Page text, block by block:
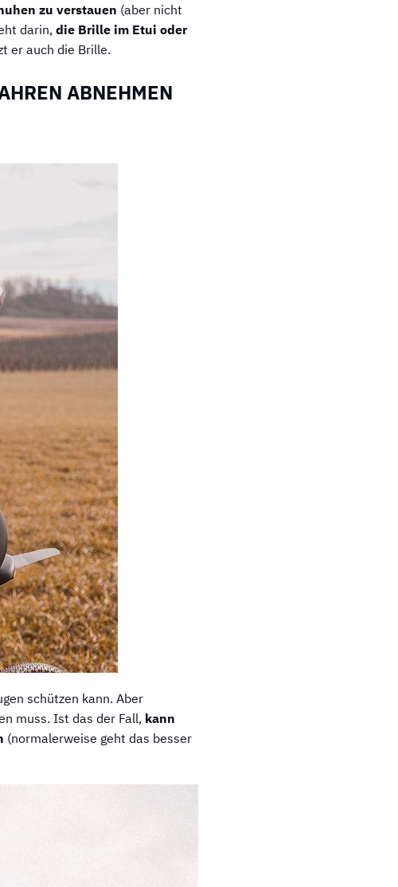
zu verstauen (aber nicht
darin, die Brille im Etui oder
er auch die Brille.
ABNEHMEN
schützen kann. Aber
muss. Ist das der Fall, kann
(normalerweise geht das besser